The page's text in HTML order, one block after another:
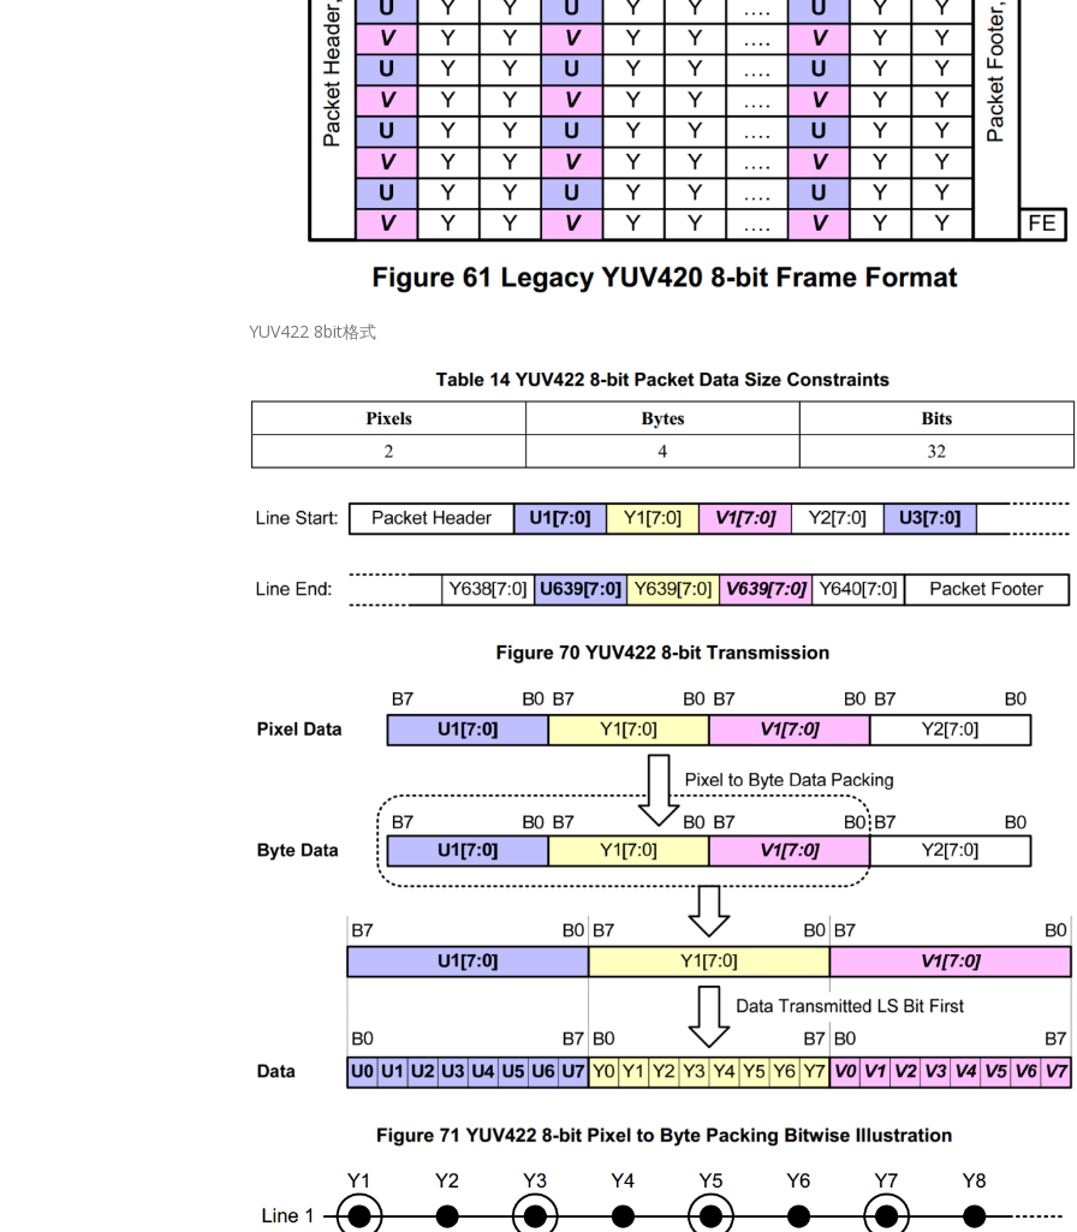
YUV422 8bit格式
27
6 月
Lontium
MIPI/LVDS/TTL
Converter/Repeater
选型表
MIPI/LVDS/TTL
Converter/Repeater：
Selection
LT8918LT8918LLT89101LT89101LLT9211_U5LT2911R-
DLT9211CLT9211DRXPorts12112221LVDSPixel Clock×148.5MHz
PHY 1.11.5Gbps MaxD-
PHY 1.11.5Gbps Max1.8Gbps Max×1.8Gbps Max1.8Gbps Max2.5Gbps
7.5x7.5QFN64-
7.5x7.5QFN64-
7.5x7.5QFN64-
7.5x7.5QFN76-
7.5x7.5QFN64-
7.5x7.5ApplicationTTL to MIPILVDS to MIPIMIPI/LVDS RepeaterMIPI to
Q100 Grade 3Integrated DDRForRotation/FRCAEC-
Q100 Grade 2AEC-
Q100Grade 2
Technical
Documentation
NamePackageDescriptionStatusDownload
LT8918QFN64-
7.5x7.5MIPI DSI/CSI-2
TransmitterMPLT8918LQFN64-
7.5x7.5Dual-Port
阅读更多
Product
Selection
HDMI 1-IN 2-
OUT SplitterHDMI 1-
IN 4-
OUT
YUV4204K60HzHDCPHDCP1.4×HDCP2.3/2.2/
14x14QFN76-
9x9LQFP128-
14x14Others/no XTAL//no XTAL
Note: All HDMI outputs
can be displayed at the
same resolution...
27
6 月
Lontium HDMI/DP
Switch 选型表
HDMI/DP
Switch：
Product
Selection
IN 1-OUT Switch2-IN 1-
OUT
27
6 月
Lontium
MIPI/LVDS/TTL
Converter/
选型表
MIPI/
PHY 1.11.5Gbps
PHY 1.11.5Gbps
7.5x7.5QFN64-
7.5x7.5QFN64-
9X9QFN64-
7.5x7.5QFN64-
Q100 Grade
Q100 Grade 2AEC-
Q100Grade 2
Technical
Product
7.5x7.5MIPI DSI/
TransmitterMP
7.5x7.5Dual-Port
阅读更多